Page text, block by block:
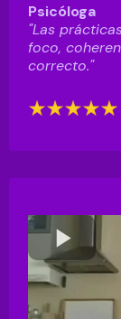
Psicóloga
"Las
foco,
correcto."